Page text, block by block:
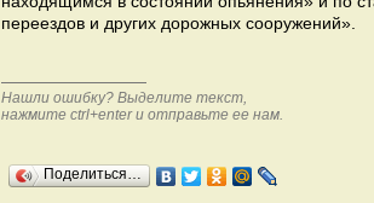
переездов и других дорожных сооружений».
Нашли ошибку? Выделите текст,
нажмите ctrl+enter и отправьте ее нам.
Поделиться…